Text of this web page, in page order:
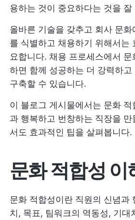
용하는 것이 중요하다는 것을 잘
올바른 기술을 갖추고 회사 문
를 식별하고 채용하기 위해서는
요합니다. 채용 프로세스에서
하면 함께 성공하는 더 강력하
구축할 수 있습니다.
이 블로그 게시물에서는 문화
과 행복하고 번창하는 직장을 만
서도 효과적인 팁을 살펴봅니다.
문화 적합성 이
문화 적합성이란 직원의 신념과
치, 목표, 팀워크의 역동성, 기대